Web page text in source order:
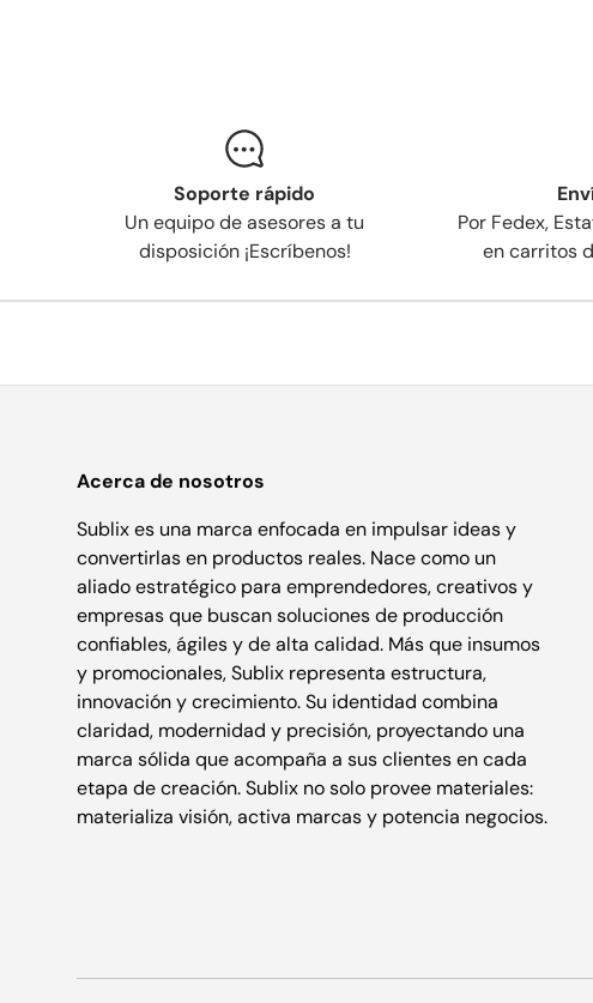
Soporte rápido
Un equipo de asesores a tu
disposición ¡Escríbenos!
Por Fedex,
en carritos
Acerca de nosotros
Sublix es una marca enfocada en impulsar ideas y
convertirlas en productos reales. Nace como un
aliado estratégico para emprendedores, creativos y
empresas que buscan soluciones de producción
confiables, ágiles y de alta calidad. Más que insumos
y promocionales, Sublix representa estructura,
innovación y crecimiento. Su identidad combina
claridad, modernidad y precisión, proyectando una
marca sólida que acompaña a sus clientes en cada
etapa de creación. Sublix no solo provee materiales:
materializa visión, activa marcas y potencia negocios.